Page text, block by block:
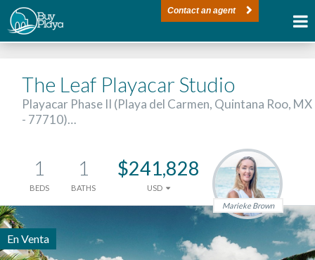
Contact an agent
The Leaf Playacar Studio
Playacar Phase II (Playa del Carmen, Quintana Roo, MX
- 77710)…
1
BEDS
1
BATHS
$241,828
USD
Marieke Brown
En Venta